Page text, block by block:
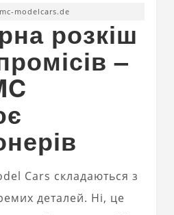
modelcars.de
розкіш
–
Cars складаються з
деталей. Ні, це